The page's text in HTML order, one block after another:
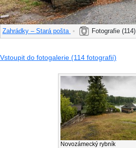
Zahrádky – Stará pošta • Fotografie (114)
Vstoupit do fotogalerie (114 fotografií)
Novozámecký rybník